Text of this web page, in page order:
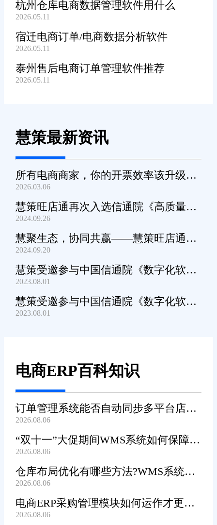
杭州仓库电商数据管理软件用什么
2026.05.11
宿迁电商订单/电商数据分析软件
2026.05.11
泰州售后电商订单管理软件推荐
2026.05.11
慧策最新资讯
所有电商商家，你的开票效率该升级
了！
2026.03.06
慧策旺店通再次入选信通院《高质量数
字化转型产品及服务全景图》
2024.09.26
慧聚生态，协同共赢——慧策旺店通生
态交流会深圳站圆满举办
2024.09.20
慧策受邀参与中国信通院《数字化软件
产品及服务能力》规范编制工作
2023.08.01
慧策受邀参与中国信通院《数字化软件
产品及服务能力》规范编制工作
2023.08.01
电商ERP百科知识
订单管理系统能否自动同步多平台店铺
订单?
2026.08.06
“双十一”大促期间WMS系统如何保障发
货效率?
2026.08.06
仓库布局优化有哪些方法?WMS系统能
辅助规划吗?
2026.08.06
电商ERP采购管理模块如何运作才更加
高效顺畅?
2026.08.06